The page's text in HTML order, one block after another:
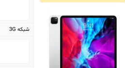
شبکه 3G